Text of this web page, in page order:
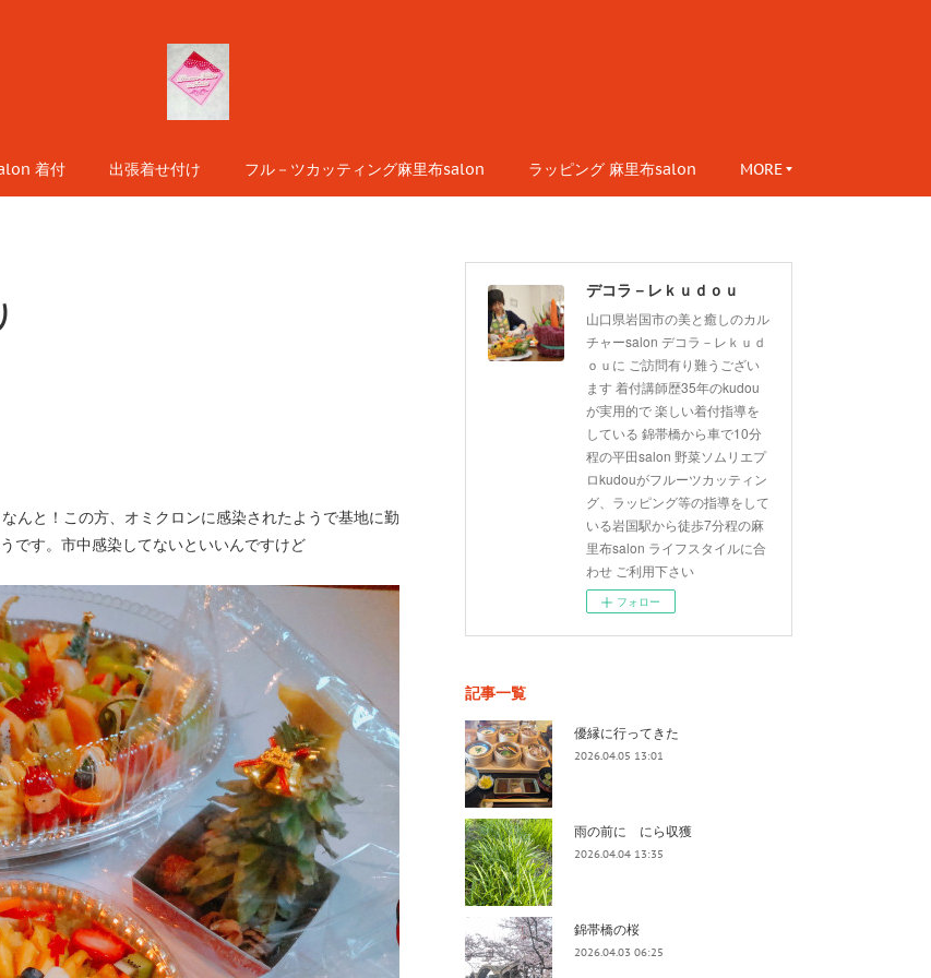
着付 出張着せ付け フル－ツカッティング麻里布salon ラッピング 麻里布salon MORE
んと！この方、オミクロンに感染されたようで基地に勤
です。市中感染してないといいんですけど
デコラ－レｋｕｄｏｕ
山口県岩国市の美と癒しのカル
チャーsalon デコラ－レｋｕｄ
ｏｕに ご訪問有り難うござい
ます 着付講師歴35年のkudou
が実用的で 楽しい着付指導を
している 錦帯橋から車で10分
程の平田salon 野菜ソムリエプ
ロkudouがフルーツカッティン
グ、ラッピング等の指導をして
いる岩国駅から徒歩7分程の麻
里布salon ライフスタイルに合
わせ ご利用下さい
フォロー
記事一覧
優縁に行ってきた
2026.04.05 13:01
雨の前に にら収獲
2026.04.04 13:35
錦帯橋の桜
2026.04.03 06:25